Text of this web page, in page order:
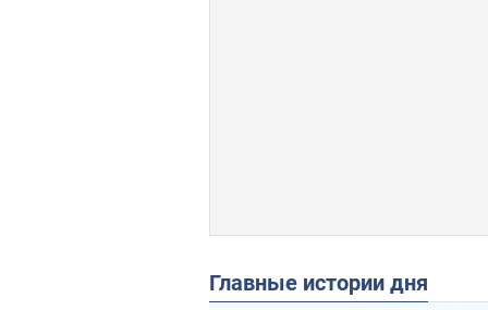
Главные истории дня